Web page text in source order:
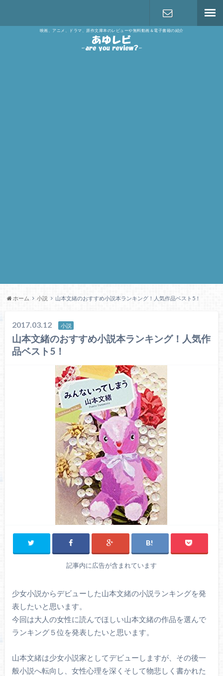
映画、アニメ、ドラマ、原作文庫本のレビューや無料動画＆電子書籍の紹介
ホーム 小説 山本文緒のおすすめ小説本ランキング！人気作品ベスト5！
2017.03.12 小説
山本文緒のおすすめ小説本ランキング！人気作
品ベスト5！
記事内に広告が含まれています
少女小説からデビューした山本文緒の小説ランキングを発
表したいと思います。
今回は大人の女性に読んでほしい山本文緒の作品を選んで
ランキング５位を発表したいと思います。
山本文緒は少女小説家としてデビューしますが、その後一
般小説へ転向し、女性心理を深くそして物悲しく書かれた